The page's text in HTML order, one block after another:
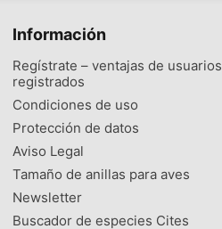
Información
Regístrate – ventajas de usuarios
registrados
Condiciones de uso
Protección de datos
Aviso Legal
Tamaño de anillas para aves
Newsletter
Buscador de especies Cites